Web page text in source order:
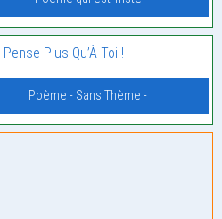
Plus Qu’À Toi !
Poème - Sans Thème -